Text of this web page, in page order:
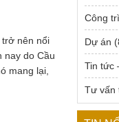
trở nên nổi
nay do Cầu
mang lại,
Công
Dự án
Tin tức
Tư vấn